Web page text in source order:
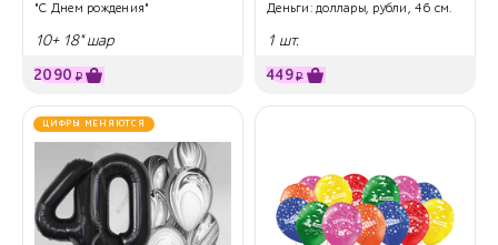
"С Днем рождения"
10+ 18" шар
2090 ₽
Деньги: доллары, рубли, 46 см.
1 шт.
449₽
ЦИФРЫ МЕНЯЮТСЯ